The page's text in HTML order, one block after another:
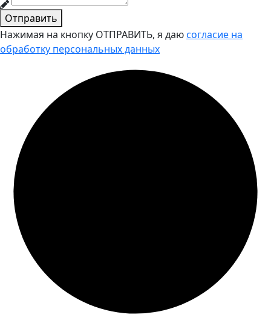
Отправить
Нажимая на кнопку ОТПРАВИТЬ, я даюсогласие на
обработку персональных данных